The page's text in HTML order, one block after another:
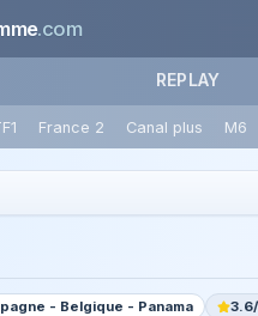
.com
REPLAY
France 2 Canal plus M6
- Belgique - Panama